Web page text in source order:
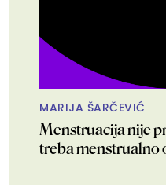
MARIJA ŠARČEVIĆ
Menstruacija nije
treba menstrualno